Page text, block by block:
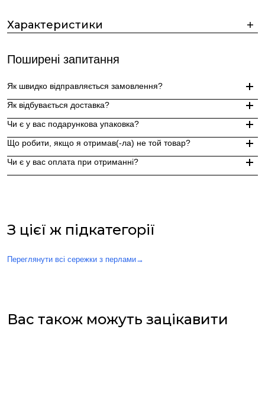
Характеристики
Поширені запитання
Як швидко відправляється замовлення?
Замовлення, оформлені до 15:00, відправляються в той же
Індивідуальні замовлення (гравіювання, вироби з перлин
Як відбувається доставка?
Доставка по Україні - Безкоштовно від 3000 грн.
За додаткову по Європі та світу , служба доставки "Укр
Чи є у вас подарункова упаковка?
Так, ми надаємо стильну фірмову упаковку до кожного
Що робити, якщо я отримав(-ла) не той товар?
Чи є у вас оплата при отриманні?
З цієї ж підкатегорії
Переглянути всі сережки з перлами→
Вас також можуть зацікавити